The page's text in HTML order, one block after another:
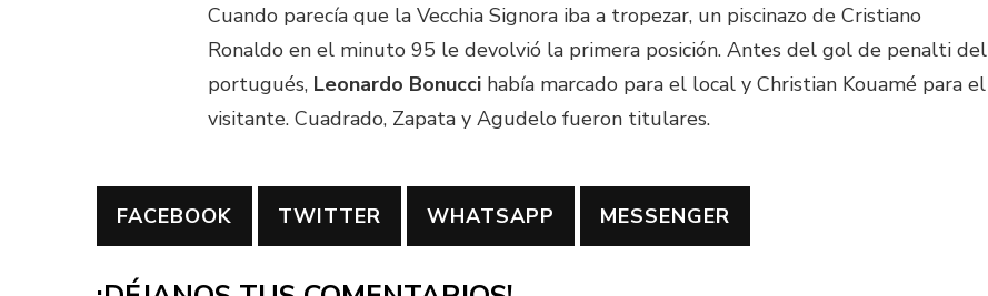
Cuando parecía que la Vecchia Signora iba a tropezar, un piscinazo de Cristiano
Ronaldo en el minuto 95 le devolvió la primera posición. Antes del gol de penalti del
portugués, Leonardo Bonucci había marcado para el local y Christian Kouamé para el
visitante. Cuadrado, Zapata y Agudelo fueron titulares.
FACEBOOK TWITTER WHATSAPP MESSENGER